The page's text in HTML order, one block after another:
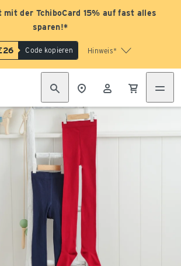
mit der TchiboCard 15% auf fast alles
sparen!*
Code kopieren Hinweis*